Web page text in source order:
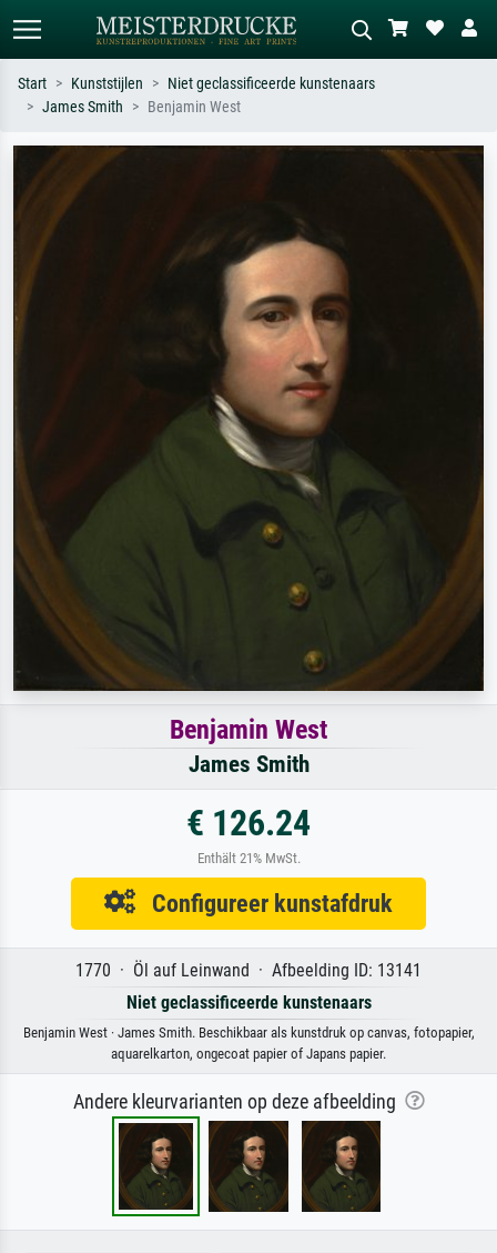
Zoek op kunstenaar, titel of stijl – bijv.
Monet, Sterrennacht, impressionisme,
Beschrijf de scène – bijv. groene
weide, abstract met veel rood, donker
olieverfschilderij, staand naakt naast
Start Kunststijlen
Niet geclassificeerde kunstenaars
James Smith
Benjamin West
Benjamin West
James Smith
€ 126.24
Enthält 21% MwSt.
Configureer kunstafdruk
1770 · Öl auf Leinwand · Afbeelding ID: 13141
Niet geclassificeerde kunstenaars
Benjamin West · James Smith. Beschikbaar als kunstdruk op canvas, fotopapier,
aquarelkarton, ongecoat papier of Japans papier.
Andere kleurvarianten op deze afbeelding